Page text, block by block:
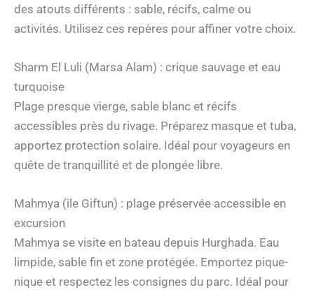
des atouts différents : sable, récifs, calme ou
activités. Utilisez ces repères pour affiner votre choix.
Sharm El Luli (Marsa Alam) : crique sauvage et eau
turquoise
Plage presque vierge, sable blanc et récifs
accessibles près du rivage. Préparez masque et tuba,
apportez protection solaire. Idéal pour voyageurs en
quête de tranquillité et de plongée libre.
Mahmya (île Giftun) : plage préservée accessible en
excursion
Mahmya se visite en bateau depuis Hurghada. Eau
limpide, sable fin et zone protégée. Emportez pique-
nique et respectez les consignes du parc. Idéal pour